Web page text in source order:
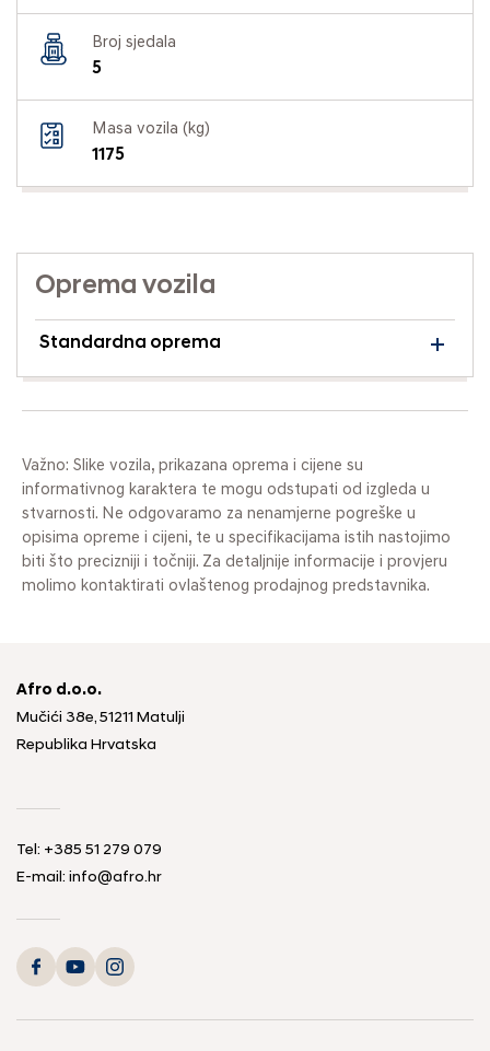
Broj sjedala
5
Masa vozila (kg)
1175
Oprema vozila
Standardna oprema
Važno: Slike vozila, prikazana oprema i cijene su
informativnog karaktera te mogu odstupati od izgleda u
stvarnosti. Ne odgovaramo za nenamjerne pogreške u
opisima opreme i cijeni, te u specifikacijama istih nastojimo
biti što precizniji i točniji. Za detaljnije informacije i provjeru
molimo kontaktirati ovlaštenog prodajnog predstavnika.
Afro d.o.o.
Mučići 38e, 51211 Matulji
Republika Hrvatska
Tel: +385 51 279 079
E-mail: info@afro.hr